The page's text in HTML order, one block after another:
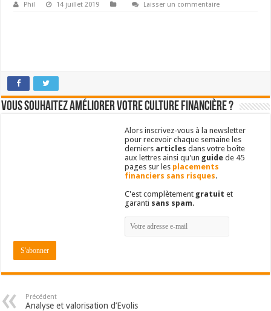
Phil 14 juillet 2019 Laisser un commentaire
Vous souhaitez améliorer votre culture financière ?
Alors inscrivez-vous à la newsletter
pour recevoir chaque semaine les
derniers articles dans votre boîte
aux lettres ainsi qu'un guide de 45
pages sur les placements
financiers sans risques.
C'est complètement gratuit et
garanti sans spam.
Précédent
Analyse et valorisation d’Evolis